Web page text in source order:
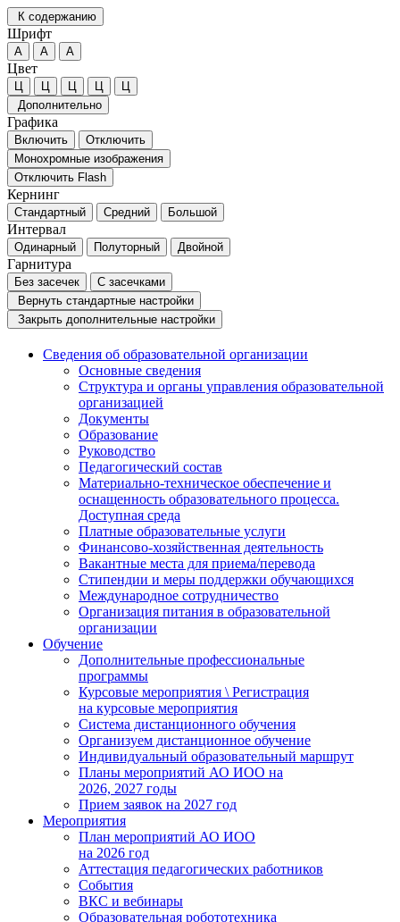
К содержанию
Шрифт
А А А
Цвет
Ц Ц Ц Ц
Ц
Дополнительно
Графика
Включить
Отключить
Монохромные изображения
Отключить Flash
Кернинг
Стандартный Средний Большой
Интервал
Одинарный Полуторный Двойной
Гарнитура
Без засечек
С засечками
Вернуть стандартные настройки
Закрыть дополнительные настройки
Сведения об образовательной организации
Основные сведения
Структура и органы управления образовательной
организацией
Документы
Образование
Руководство
Педагогический состав
Материально-техническое обеспечение и
оснащенность образовательного процесса.
Доступная среда
Платные образовательные услуги
Финансово-хозяйственная деятельность
Вакантные места для приема/перевода
Стипендии и меры поддержки обучающихся
Международное сотрудничество
Организация питания в образовательной
организации
Обучение
Дополнительные профессиональные
программы
Курсовые мероприятия \ Регистрация
на курсовые мероприятия
Система дистанционного обучения
Организуем дистанционное обучение
Индивидуальный образовательный маршрут
Планы мероприятий АО ИОО на
2026, 2027 годы
Прием заявок на 2027 год
Мероприятия
План мероприятий АО ИОО
на 2026 год
Аттестация педагогических работников
События
ВКС и вебинары
Образовательная робототехника